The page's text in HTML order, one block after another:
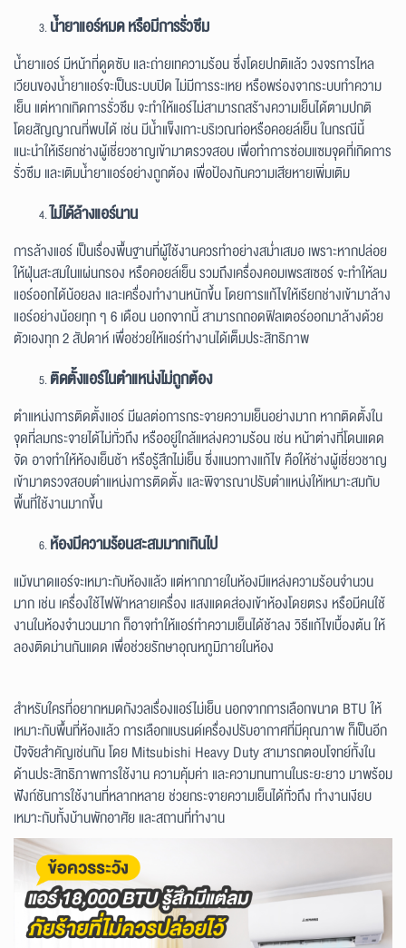
น้ำยาแอร์หมด หรือมีการรั่วซึม
น้ำยาแอร์ มีหน้าที่ดูดซับ และถ่ายเทความร้อน ซึ่งโดยปกติแล้ว วงจรการไหล
เวียนของน้ำยาแอร์จะเป็นระบบปิด ไม่มีการระเหย หรือพร่องจากระบบทำความ
เย็น แต่หากเกิดการรั่วซึม จะทำให้แอร์ไม่สามารถสร้างความเย็นได้ตามปกติ
โดยสัญญาณที่พบได้ เช่น มีน้ำแข็งเกาะบริเวณท่อหรือคอยล์เย็น ในกรณีนี้
แนะนำให้เรียกช่างผู้เชี่ยวชาญเข้ามาตรวจสอบ เพื่อทำการซ่อมแซมจุดที่เกิดการ
รั่วซึม และเติมน้ำยาแอร์อย่างถูกต้อง เพื่อป้องกันความเสียหายเพิ่มเติม
ไม่ได้ล้างแอร์นาน
การล้างแอร์ เป็นเรื่องพื้นฐานที่ผู้ใช้งานควรทำอย่างสม่ำเสมอ เพราะหากปล่อย
ให้ฝุ่นสะสมในแผ่นกรอง หรือคอยล์เย็น รวมถึงเครื่องคอมเพรสเซอร์ จะทำให้ลม
แอร์ออกได้น้อยลง และเครื่องทำงานหนักขึ้น โดยการแก้ไขให้เรียกช่างเข้ามาล้าง
แอร์อย่างน้อยทุก ๆ 6 เดือน นอกจากนี้ สามารถถอดฟิลเตอร์ออกมาล้างด้วย
ตัวเองทุก 2 สัปดาห์ เพื่อช่วยให้แอร์ทำงานได้เต็มประสิทธิภาพ
ติดตั้งแอร์ในตำแหน่งไม่ถูกต้อง
ตำแหน่งการติดตั้งแอร์ มีผลต่อการกระจายความเย็นอย่างมาก หากติดตั้งใน
จุดที่ลมกระจายได้ไม่ทั่วถึง หรืออยู่ใกล้แหล่งความร้อน เช่น หน้าต่างที่โดนแดด
จัด อาจทำให้ห้องเย็นช้า หรือรู้สึกไม่เย็น ซึ่งแนวทางแก้ไข คือให้ช่างผู้เชี่ยวชาญ
เข้ามาตรวจสอบตำแหน่งการติดตั้ง และพิจารณาปรับตำแหน่งให้เหมาะสมกับ
พื้นที่ใช้งานมากขึ้น
ห้องมีความร้อนสะสมมากเกินไป
แม้ขนาดแอร์จะเหมาะกับห้องแล้ว แต่หากภายในห้องมีแหล่งความร้อนจำนวน
มาก เช่น เครื่องใช้ไฟฟ้าหลายเครื่อง แสงแดดส่องเข้าห้องโดยตรง หรือมีคนใช้
งานในห้องจำนวนมาก ก็อาจทำให้แอร์ทำความเย็นได้ช้าลง วิธีแก้ไขเบื้องต้น ให้
ลองติดม่านกันแดด เพื่อช่วยรักษาอุณหภูมิภายในห้อง
สำหรับใครที่อยากหมดกังวลเรื่องแอร์ไม่เย็น นอกจากการเลือกขนาด BTU ให้
เหมาะกับพื้นที่ห้องแล้ว การเลือกแบรนด์เครื่องปรับอากาศที่มีคุณภาพ ก็เป็นอีก
ปัจจัยสำคัญเช่นกัน โดย Mitsubishi Heavy Duty สามารถตอบโจทย์ทั้งใน
ด้านประสิทธิภาพการใช้งาน ความคุ้มค่า และความทนทานในระยะยาว มาพร้อม
ฟังก์ชันการใช้งานที่หลากหลาย ช่วยกระจายความเย็นได้ทั่วถึง ทำงานเงียบ
เหมาะกับทั้งบ้านพักอาศัย และสถานที่ทำงาน